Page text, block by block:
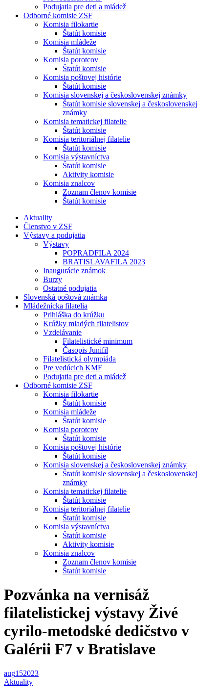
Podujatia pre deti a mládež
Odborné komisie ZSF
Komisia filokartie
Štatút komisie
Komisia mládeže
Štatút komisie
Komisia porotcov
Štatút komisie
Komisia poštovej histórie
Štatút komisie
Komisia slovenskej a československej známky
Štatút komisie slovenskej a československej
známky
Komisia tematickej filatelie
Štatút komisie
Komisia teritoriálnej filatelie
Štatút komisie
Komisia výstavníctva
Štatút komisie
Aktivity komisie
Komisia znalcov
Zoznam členov komisie
Štatút komisie
Aktuality
Členstvo v ZSF
Výstavy a podujatia
Výstavy
POPRADFILA 2024
BRATISLAVAFILA 2023
Inaugurácie známok
Burzy
Ostatné podujatia
Slovenská poštová známka
Mládežnícka filatelia
Prihláška do krúžku
Krúžky mladých filatelistov
Vzdelávanie
Filatelistické minimum
Časopis Junifil
Filatelistická olympiáda
Pre vedúcich KMF
Podujatia pre deti a mládež
Odborné komisie ZSF
Komisia filokartie
Štatút komisie
Komisia mládeže
Štatút komisie
Komisia porotcov
Štatút komisie
Komisia poštovej histórie
Štatút komisie
Komisia slovenskej a československej známky
Štatút komisie slovenskej a československej
známky
Komisia tematickej filatelie
Štatút komisie
Komisia teritoriálnej filatelie
Štatút komisie
Komisia výstavníctva
Štatút komisie
Aktivity komisie
Komisia znalcov
Zoznam členov komisie
Štatút komisie
Pozvánka na vernisáž
filatelistickej výstavy Živé
cyrilo-metodské dedičstvo v
Galérii F7 v Bratislave
aug152023
Aktuality